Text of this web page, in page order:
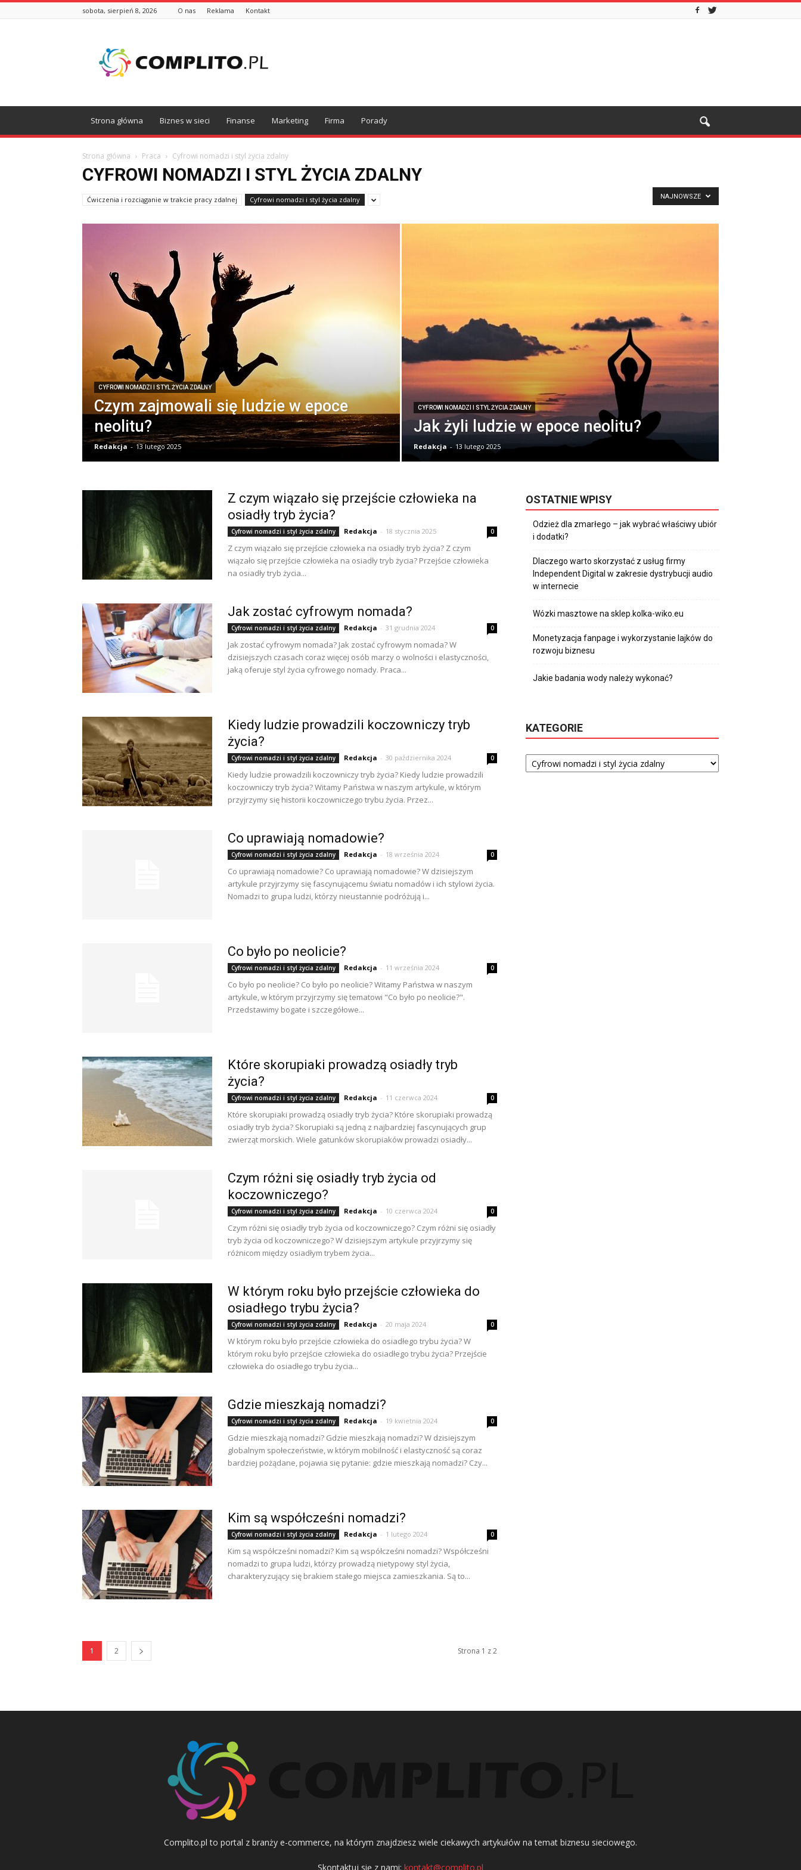
sobota, sierpień 8, 2026 O nas Reklama Kontakt
Strona główna Biznes w sieci Finanse Marketing Firma Porady
Strona główna Praca Cyfrowi nomadzi i styl życia zdalny
CYFROWI NOMADZI I STYL ŻYCIA ZDALNY
Ćwiczenia i rozciąganie w trakcie pracy zdalnej Cyfrowi nomadzi i styl życia zdalny NAJNOWSZE
CYFROWI NOMADZI I STYL ŻYCIA ZDALNY
Czym zajmowali się ludzie w epoce
neolitu?
Redakcja - 13 lutego 2025
CYFROWI NOMADZI I STYL ŻYCIA ZDALNY
Jak żyli ludzie w epoce neolitu?
Redakcja - 13 lutego 2025
Z czym wiązało się przejście człowieka na
osiadły tryb życia?
Cyfrowi nomadzi i styl życia zdalny Redakcja - 18 stycznia 2025 0
Z czym wiązało się przejście człowieka na osiadły tryb życia? Z czym
wiązało się przejście człowieka na osiadły tryb życia? Przejście człowieka
na osiadły tryb życia...
Jak zostać cyfrowym nomada?
Cyfrowi nomadzi i styl życia zdalny Redakcja - 31 grudnia 2024 0
Jak zostać cyfrowym nomada? Jak zostać cyfrowym nomada? W
dzisiejszych czasach coraz więcej osób marzy o wolności i elastyczności,
jaką oferuje styl życia cyfrowego nomady. Praca...
Kiedy ludzie prowadzili koczowniczy tryb
życia?
Cyfrowi nomadzi i styl życia zdalny Redakcja - 30 października 2024 0
Kiedy ludzie prowadzili koczowniczy tryb życia? Kiedy ludzie prowadzili
koczowniczy tryb życia? Witamy Państwa w naszym artykule, w którym
przyjrzymy się historii koczowniczego trybu życia. Przez...
Co uprawiają nomadowie?
Cyfrowi nomadzi i styl życia zdalny Redakcja - 18 września 2024 0
Co uprawiają nomadowie? Co uprawiają nomadowie? W dzisiejszym
artykule przyjrzymy się fascynującemu światu nomadów i ich stylowi życia.
Nomadzi to grupa ludzi, którzy nieustannie podróżują i...
Co było po neolicie?
Cyfrowi nomadzi i styl życia zdalny Redakcja - 11 września 2024 0
Co było po neolicie? Co było po neolicie? Witamy Państwa w naszym
artykule, w którym przyjrzymy się tematowi "Co było po neolicie?".
Przedstawimy bogate i szczegółowe...
Które skorupiaki prowadzą osiadły tryb
życia?
Cyfrowi nomadzi i styl życia zdalny Redakcja - 11 czerwca 2024 0
Które skorupiaki prowadzą osiadły tryb życia? Które skorupiaki prowadzą
osiadły tryb życia? Skorupiaki są jedną z najbardziej fascynujących grup
zwierząt morskich. Wiele gatunków skorupiaków prowadzi osiadły...
Czym różni się osiadły tryb życia od
koczowniczego?
Cyfrowi nomadzi i styl życia zdalny Redakcja - 10 czerwca 2024 0
Czym różni się osiadły tryb życia od koczowniczego? Czym różni się osiadły
tryb życia od koczowniczego? W dzisiejszym artykule przyjrzymy się
różnicom między osiadłym trybem życia...
W którym roku było przejście człowieka do
osiadłego trybu życia?
Cyfrowi nomadzi i styl życia zdalny Redakcja - 20 maja 2024 0
W którym roku było przejście człowieka do osiadłego trybu życia? W
którym roku było przejście człowieka do osiadłego trybu życia? Przejście
człowieka do osiadłego trybu życia...
Gdzie mieszkają nomadzi?
Cyfrowi nomadzi i styl życia zdalny Redakcja - 19 kwietnia 2024 0
Gdzie mieszkają nomadzi? Gdzie mieszkają nomadzi? W dzisiejszym
globalnym społeczeństwie, w którym mobilność i elastyczność są coraz
bardziej pożądane, pojawia się pytanie: gdzie mieszkają nomadzi? Czy...
Kim są współcześni nomadzi?
Cyfrowi nomadzi i styl życia zdalny Redakcja - 1 lutego 2024 0
Kim są współcześni nomadzi? Kim są współcześni nomadzi? Współcześni
nomadzi to grupa ludzi, którzy prowadzą nietypowy styl życia,
charakteryzujący się brakiem stałego miejsca zamieszkania. Są to...
1 2 Strona 1 z 2
OSTATNIE WPISY
Odzież dla zmarłego – jak wybrać właściwy ubiór
i dodatki?
Dlaczego warto skorzystać z usług firmy
Independent Digital w zakresie dystrybucji audio
w internecie
Wózki masztowe na sklep.kolka-wiko.eu
Monetyzacja fanpage i wykorzystanie lajków do
rozwoju biznesu
Jakie badania wody należy wykonać?
KATEGORIE
Kategorie
Complito.pl to portal z branży e-commerce, na którym znajdziesz wiele ciekawych artykułów na temat biznesu sieciowego.
Skontaktuj się z nami: kontakt@complito.pl